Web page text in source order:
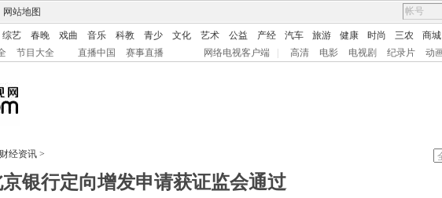
网站地图
综艺 春晚 戏曲 音乐 科教 青少 文化 艺术 公益 产经 汽车 旅游 健康 时尚 三农 商城
节目大全 直播中国 赛事直播 网络电视客户端 高清 电影 电视剧 纪录片 动
财经资讯 >
银行定向增发申请获证监会通过